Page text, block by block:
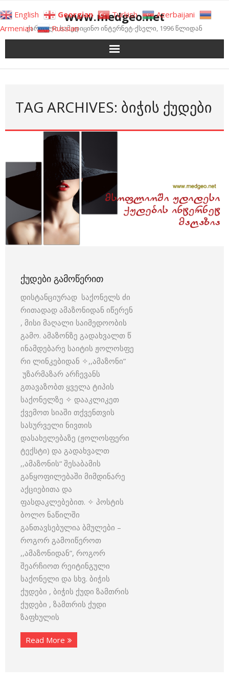
to
content
www.medgeo.net
ქართული სამედიცინო ინტერნეტ-ქსელი, 1996 წლიდან
TAG ARCHIVES: ᲑᲘᲭᲘᲡ ᲥᲣᲓᲔᲑᲘ
ᲥᲣᲓᲔᲑᲘ ᲒᲐᲛᲝᲬᲔᲠᲘᲗ
დისტანციურად საქონელს ძი
რითადად ამაზონიდან იწერენ
, მისი მაღალი საიმედოობის
გამო. ამაზონზე გადახვალთ წ
ინამდებარე საიტის ჟოლოსფე
რი ლინკებიდან ✧,,ამაზონი”
უზარმაზარ არჩევანს
გთავაზობთ ყველა ტიპის
საქონელზე ✧ დააკლიკეთ
ქვემოთ სიაში თქვენთვის
სასურველი ნივთის
დასახელებაზე (ჟოლოსფერი
ტექსტი) და გადახვალთ
,,ამაზონის“ შესაბამის
განყოფილებაში მიმდინარე
აქციებითა და
ფასდაკლებებით. ✧ პოსტის
ბოლო ნაწილში
განთავსებულია ბმულები –
როგორ გამოიწეროთ
,,ამაზონიდან”, როგორ
შეარჩიოთ რეიტინგული
საქონელი და სხვ. ბიჭის
ქუდები , ბიჭის ქუდი ზამთრის
ქუდები , ზამთრის ქუდი
ზაფხულის
Read More
English Georgian Turkish
Azerbaijani
Armenian
Russian